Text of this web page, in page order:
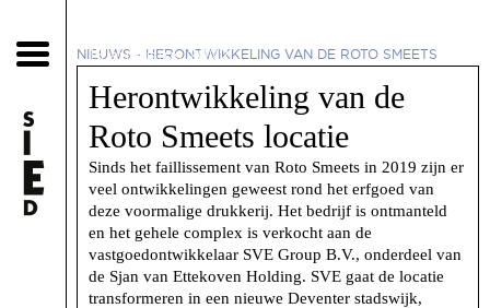
NIEUWS - HERONTWIKKELING VAN DE ROTO SMEETS
15 augustus 2022
Herontwikkeling van de
Roto Smeets locatie
Sinds het faillissement van Roto Smeets in 2019 zijn er
veel ontwikkelingen geweest rond het erfgoed van
deze voormalige drukkerij. Het bedrijf is ontmanteld
en het gehele complex is verkocht aan de
vastgoedontwikkelaar SVE Group B.V., onderdeel van
de Sjan van Ettekoven Holding. SVE gaat de locatie
transformeren in een nieuwe Deventer stadswijk,